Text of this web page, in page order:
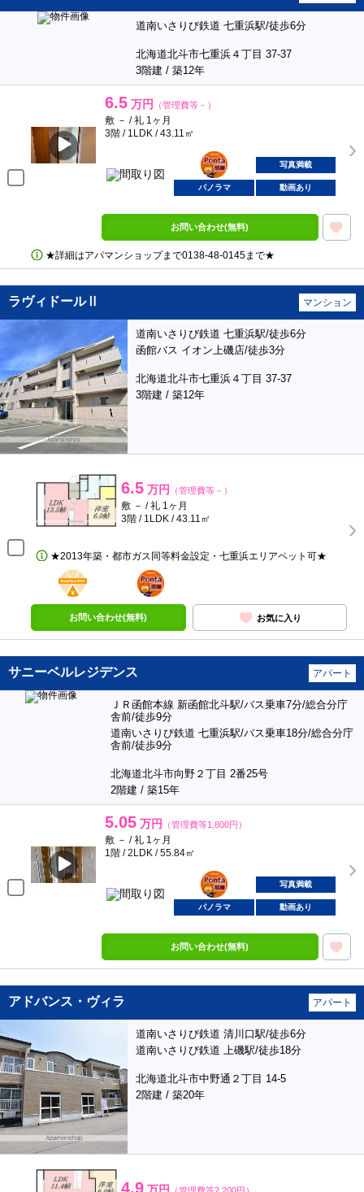
道南いさりび鉄道 七重浜駅/徒歩6分
北海道北斗市七重浜４丁目 37-37
3階建 / 築12年
6.5 万円 （管理費等－）
敷 － / 礼 1ヶ月
3階 / 1LDK / 43.11㎡
ポンタ
部屋
写真満載
パノラマ 動画あり
お問い合わせ(無料)
★詳細はアパマンショップまで0138‐48‐0145まで★
ラヴィドールⅡ マンション
道南いさりび鉄道 七重浜駅/徒歩6分
函館バス イオン上磯店/徒歩3分
北海道北斗市七重浜４丁目 37-37
3階建 / 築12年
6.5 万円 （管理費等－）
敷 － / 礼 1ヶ月
3階 / 1LDK / 43.11㎡
★2013年築・都市ガス同等料金設定・七重浜エリアペット可★
BunChinPAY
ポンタ
部屋
お問い合わせ(無料) お気に入り
サニーベルレジデンス アパート
ＪＲ函館本線 新函館北斗駅/バス乗車7分/総合分庁
舎前/徒歩9分
道南いさりび鉄道 七重浜駅/バス乗車18分/総合分庁
舎前/徒歩9分
北海道北斗市向野２丁目 2番25号
2階建 / 築15年
5.05 万円 （管理費等1,800円）
敷 － / 礼 1ヶ月
1階 / 2LDK / 55.84㎡
ポンタ
部屋
写真満載
パノラマ 動画あり
お問い合わせ(無料)
アドバンス・ヴィラ アパート
道南いさりび鉄道 清川口駅/徒歩6分
道南いさりび鉄道 上磯駅/徒歩18分
北海道北斗市中野通２丁目 14-5
2階建 / 築20年
4.9